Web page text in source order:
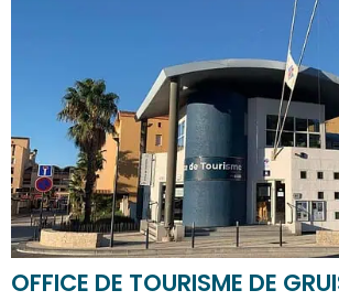
OFFICE DE TOURISME DE